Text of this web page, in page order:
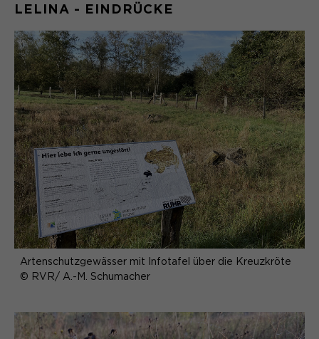
LELINA - EINDRÜCKE
Artenschutzgewässer mit Infotafel über die Kreuzkröte
© RVR/ A.-M. Schumacher